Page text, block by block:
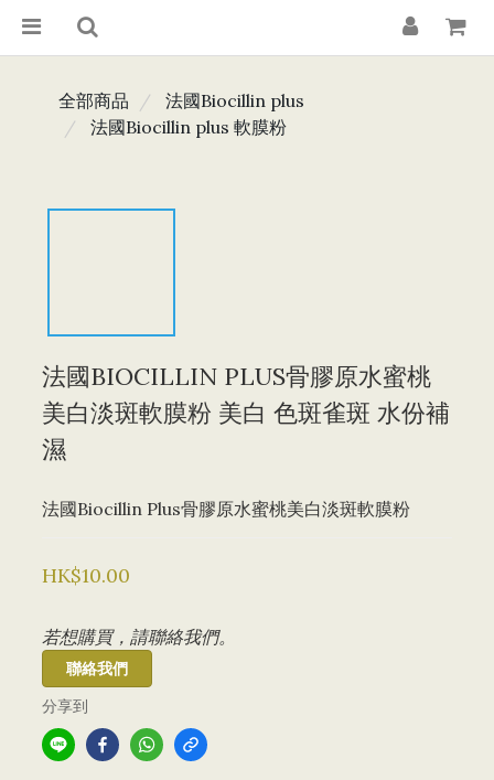
全部商品
法國Biocillin plus
法國Biocillin plus 軟膜粉
法國BIOCILLIN PLUS骨膠原水蜜桃
美白淡斑軟膜粉 美白 色斑雀斑 水份補
濕
法國Biocillin Plus骨膠原水蜜桃美白淡斑軟膜粉
HK$10.00
若想購買，請聯絡我們。
聯絡我們
分享到